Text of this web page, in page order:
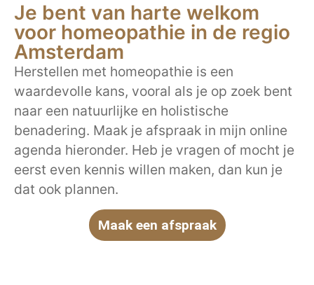
Je bent van harte welkom
voor homeopathie in de regio
Amsterdam
Herstellen met homeopathie is een
waardevolle kans, vooral als je op zoek bent
naar een natuurlijke en holistische
benadering. Maak je afspraak in mijn online
agenda hieronder. Heb je vragen of mocht je
eerst even kennis willen maken, dan kun je
dat ook plannen.
Maak een afspraak